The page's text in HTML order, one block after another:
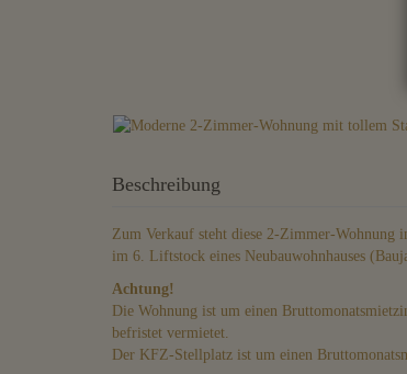
Beschreibung
Zum Verkauf steht diese 2-Zimmer-Wohnung
im 6. Liftstock eines Neubauwohnhauses
Achtung!
Die Wohnung ist um einen
befristet vermietet.
Der KFZ-Stellplatz ist um einen